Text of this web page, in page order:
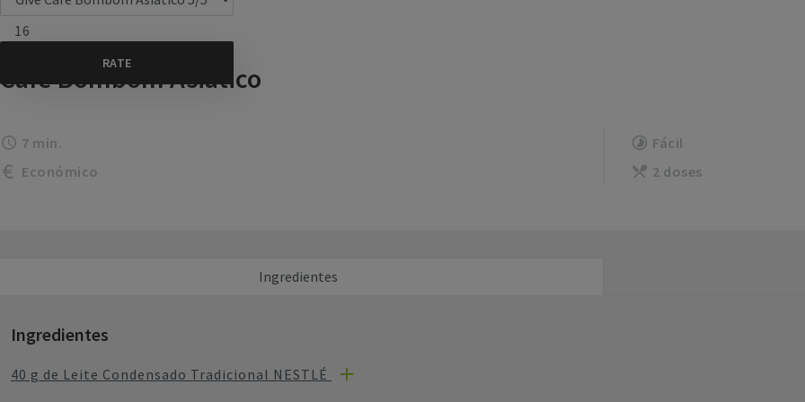
16
Café Bombom Asiático
7 min.
Fácil
Económico
2 doses
Ingredientes
Ingredientes
40 g de Leite Condensado Tradicional NESTLÉ